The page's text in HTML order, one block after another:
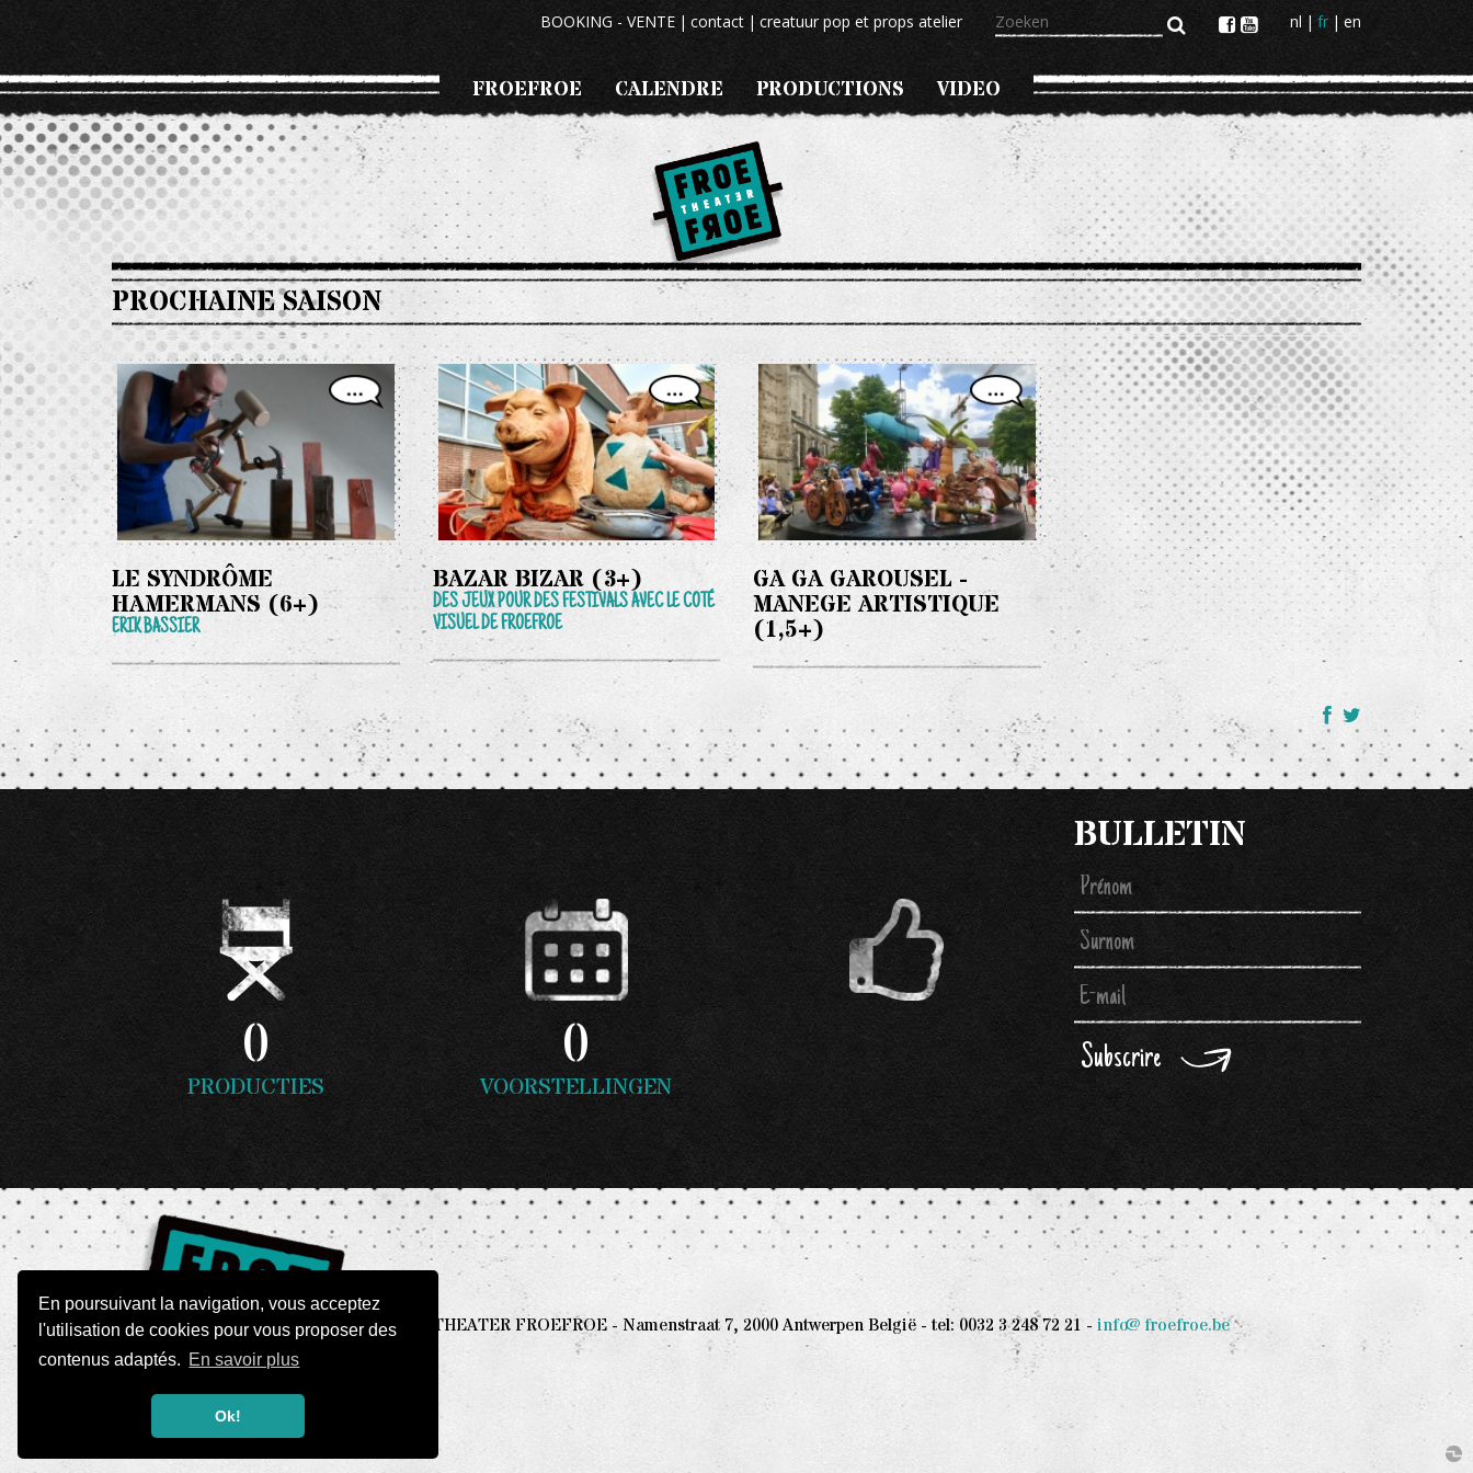
En poursuivant la navigation, vous acceptez
l'utilisation de cookies pour vous proposer des
contenus adaptés. En savoir plus
Ok!
BOOKING - VENTE contact creatuur pop et props atelier Zoeken nl fr en
FROEFROE CALENDRE PRODUCTIONS VIDEO
PROCHAINE SAISON
LE SYNDRÔME
HAMERMANS (6+)
ERIK BASSIER
BAZAR BIZAR (3+)
DES JEUX POUR DES FESTIVALS AVEC LE COTÉ
VISUEL DE FROEFROE
GA GA GAROUSEL -
MANEGE ARTISTIQUE
(1,5+)
0
PRODUCTIES
0
VOORSTELLINGEN
BULLETIN
Subscrire
THEATER FROEFROE - Namenstraat 7, 2000 Antwerpen België - tel: 0032 3 248 72 21 - info@froefroe.be